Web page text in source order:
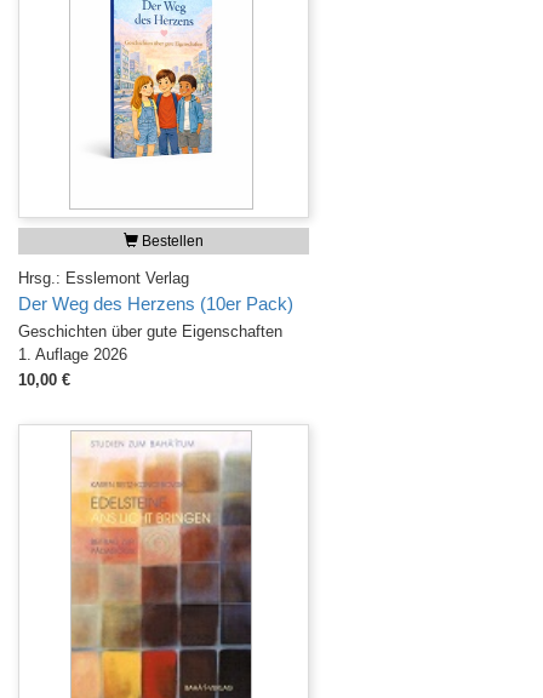
Bestellen
Hrsg.: Esslemont Verlag
Der Weg des Herzens (10er Pack)
Geschichten über gute Eigenschaften
1. Auflage 2026
10,00 €